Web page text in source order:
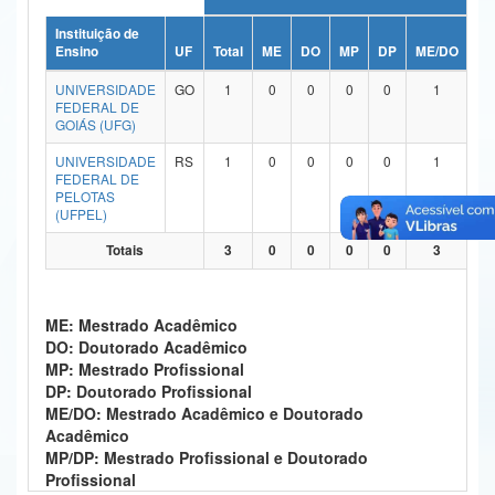
Ministério da Ciência, Tecnologia, Inovações e Comunicações
Ministério do Meio Ambiente
Ministério do Turismo
Ministério do Desenvolvimento Regional
Controladoria-Geral da União
Ministério da Mulher, da Família e dos Direitos Humanos
Secretaria de Governo
Gabinete de Segurança Institucional
Advocacia-Geral da União
Banco Central do Brasil
Instituição de
Ensino
UF Total ME DO MP DP ME/DO
UNIVERSIDADE
FEDERAL DE
GOIÁS (UFG)
GO 1 0 0 0 0 1
UNIVERSIDADE
FEDERAL DE
PELOTAS
(UFPEL)
RS 1 0 0 0 0 1
Totais 3 0 0 0 0 3
ME: Mestrado Acadêmico
DO: Doutorado Acadêmico
MP: Mestrado Profissional
DP: Doutorado Profissional
ME/DO: Mestrado Acadêmico e Doutorado
Acadêmico
MP/DP: Mestrado Profissional e Doutorado
Profissional